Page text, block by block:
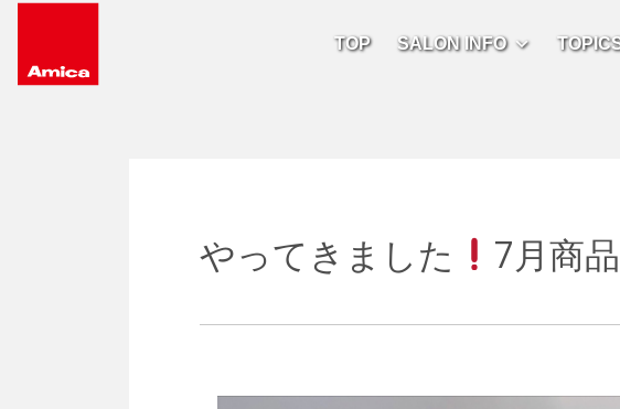
Main Navigation TOP SALON INFO
やってきました 7月商